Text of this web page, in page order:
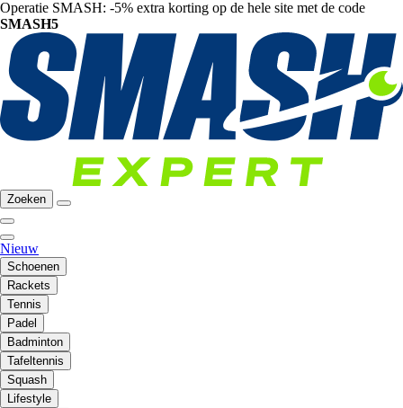
Operatie SMASH: -5% extra korting op de hele site met de code
SMASH5
Zoeken
Nieuw
Schoenen
Rackets
Tennis
Padel
Badminton
Tafeltennis
Squash
Lifestyle